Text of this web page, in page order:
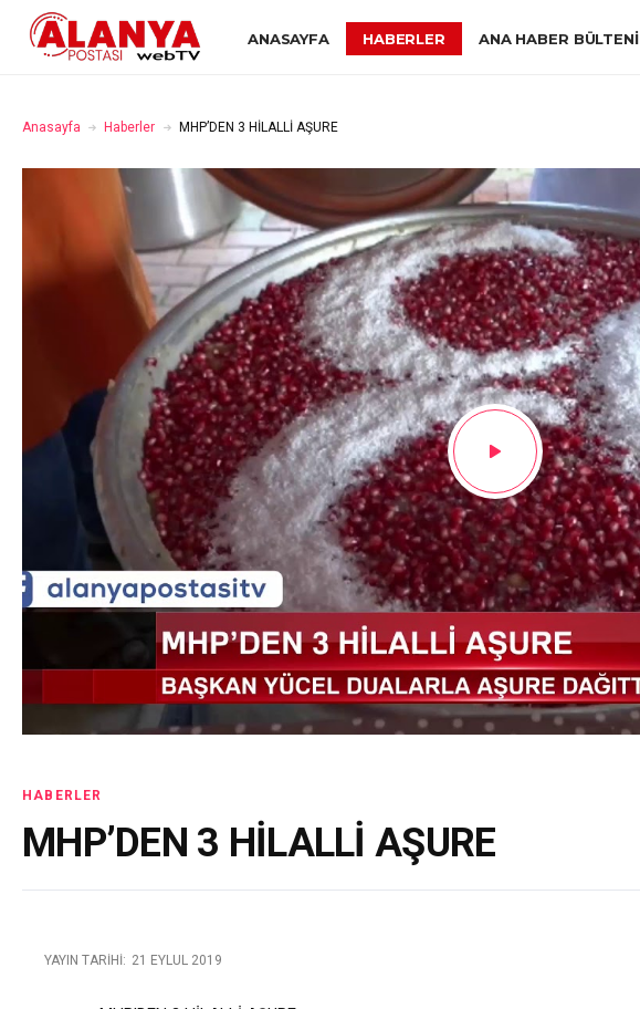
ANASAYFA HABERLER ANA HABER BÜLTENI
Anasayfa Haberler MHP’DEN 3 HİLALLİ AŞURE
HABERLER
MHP’DEN 3 HİLALLİ AŞURE
YAYIN TARIHI: 21 EYLÜL 2019